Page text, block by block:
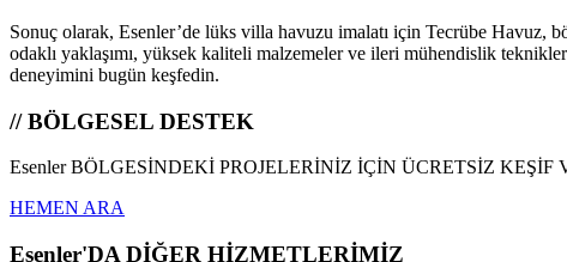
Sonuç olarak, Esenler’de lüks villa havuzu imalatı için Tecrübe Havuz,
odaklı yaklaşımı, yüksek kaliteli malzemeler ve ileri mühendislik
deneyimini bugün keşfedin.
// BÖLGESEL DESTEK
Esenler BÖLGESİNDEKİ PROJELERİNİZ İÇİN ÜCRETSİZ
HEMEN ARA
Esenler'DA DİĞER HİZMETLERİMİZ